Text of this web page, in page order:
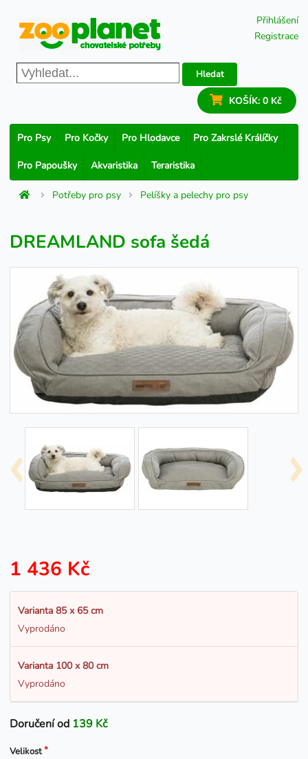
Přihlášení
Registrace
Hledat
KOŠÍK: 0 Kč
Pro Psy Pro Kočky Pro Hlodavce Pro Zakrslé Králíčky
Pro Papoušky Akvaristika Teraristika
Potřeby pro psy Pelíšky a pelechy pro psy
DREAMLAND sofa šedá
1 436 Kč
Varianta 85 x 65 cm
Vyprodáno
Varianta 100 x 80 cm
Vyprodáno
Doručení od 139 Kč
Velikost